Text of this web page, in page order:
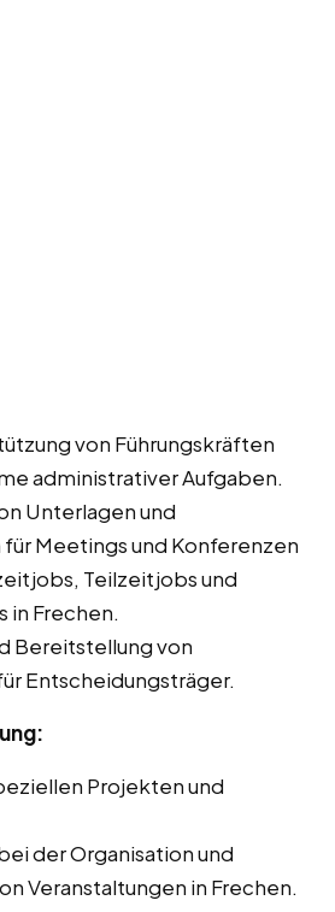
von Führungskräften
administrativer Aufgaben.
Unterlagen und
Meetings und Konferenzen
Teilzeitjobs und
in Frechen.
Bereitstellung von
Entscheidungsträger.
Projekten und
der Organisation und
Veranstaltungen in Frechen.